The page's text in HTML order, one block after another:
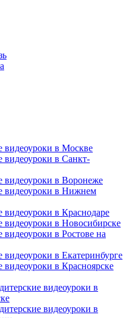
видеоуроки в Москве
видеоуроки в Санкт-
видеоуроки в Воронеже
видеоуроки в Нижнем
видеоуроки в Краснодаре
видеоуроки в Новосибирске
видеоуроки в Ростове на
видеоуроки в Екатеринбурге
видеоуроки в Красноярске
видеоуроки в
видеоуроки в